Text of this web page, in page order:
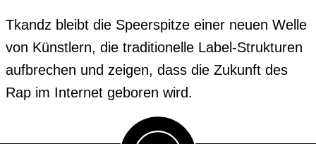
Tkandz bleibt die Speerspitze einer neuen Welle
von Künstlern, die traditionelle Label-Strukturen
aufbrechen und zeigen, dass die Zukunft des
Rap im Internet geboren wird.